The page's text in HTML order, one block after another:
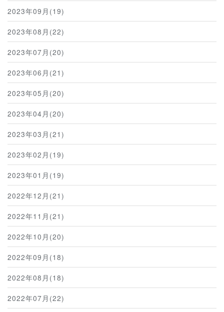
2023年09月(19)
2023年08月(22)
2023年07月(20)
2023年06月(21)
2023年05月(20)
2023年04月(20)
2023年03月(21)
2023年02月(19)
2023年01月(19)
2022年12月(21)
2022年11月(21)
2022年10月(20)
2022年09月(18)
2022年08月(18)
2022年07月(22)